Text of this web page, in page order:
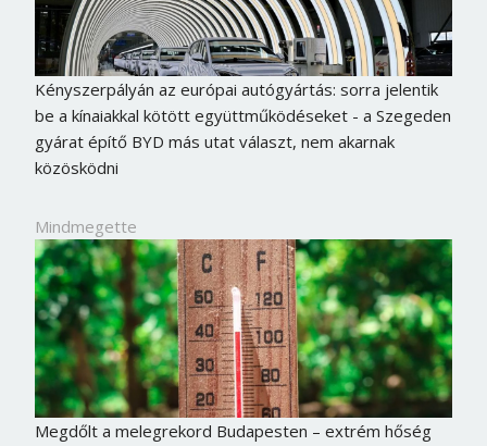
Kényszerpályán az európai autógyártás: sorra jelentik
be a kínaiakkal kötött együttműködéseket - a Szegeden
gyárat építő BYD más utat választ, nem akarnak
közösködni
Mindmegette
Megdőlt a melegrekord Budapesten – extrém hőség